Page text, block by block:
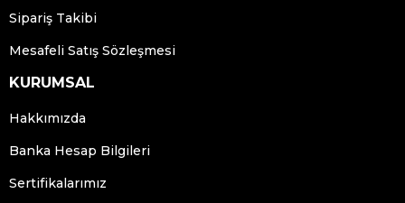
Sipariş Takibi
Mesafeli Satış Sözleşmesi
KURUMSAL
Hakkımızda
Banka Hesap Bilgileri
Sertifikalarımız